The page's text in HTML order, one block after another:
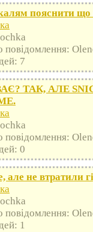
пояснити що
повідомлення:
7
ТАК, АЛЕ
повідомлення:
0
не втратили
повідомлення:
1